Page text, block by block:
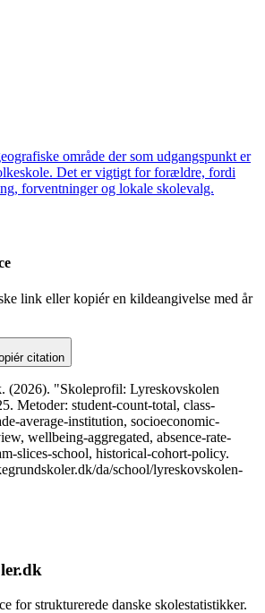
område der som udgangspunkt er
Det er vigtigt for forældre, fordi
forventninger og lokale skolevalg.
link eller kopiér en kildeangivelse med år
citation
(2026). "Skoleprofil: Lyreskovskolen
Metoder: student-count-total, class-
average-institution, socioeconomic-
wellbeing-aggregated, absence-rate-
slices-school, historical-cohort-policy.
da/school/lyreskovskolen-
for strukturerede danske skolestatistikker.